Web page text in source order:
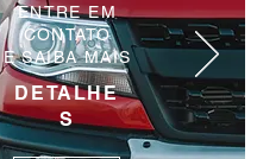
ENTRE EM
CONTATO
E SAIBA MAIS
DETALHE
S